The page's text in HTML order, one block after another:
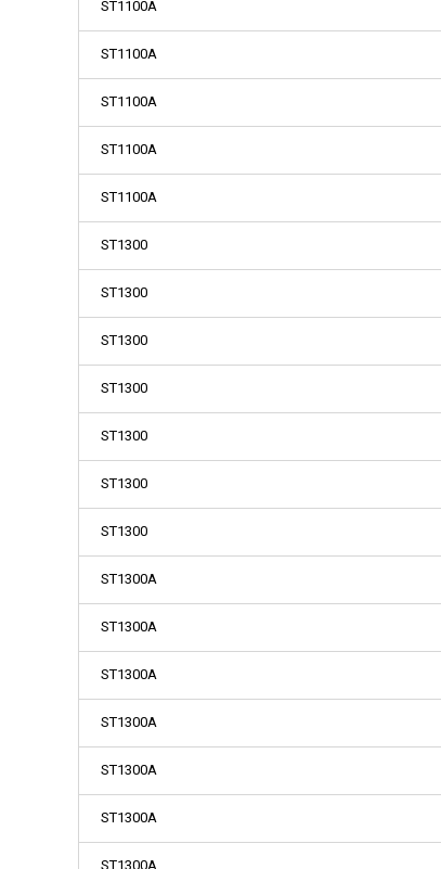
ST1100A
ST1100A
ST1100A
ST1100A
ST1100A
ST1300
ST1300
ST1300
ST1300
ST1300
ST1300
ST1300
ST1300A
ST1300A
ST1300A
ST1300A
ST1300A
ST1300A
ST1300A